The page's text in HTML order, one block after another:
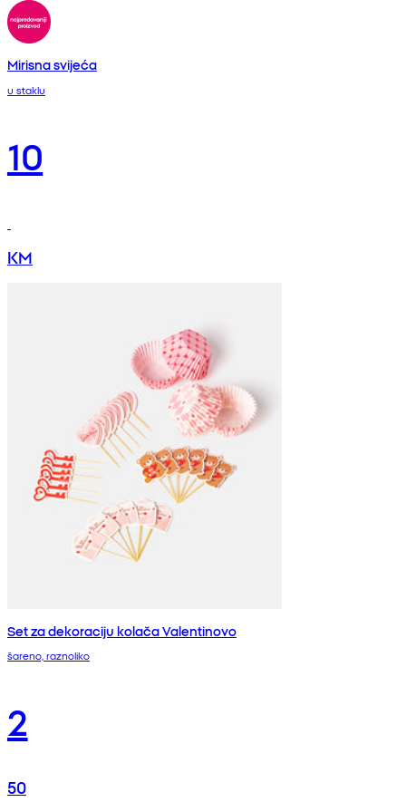
Mirisna svijeća
u staklu
10
KM
Set za dekoraciju kolača Valentinovo
šareno, raznoliko
2
50